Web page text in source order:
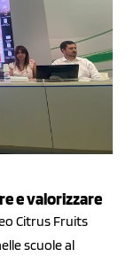
e valorizzare
Citrus Fruits
scuole al